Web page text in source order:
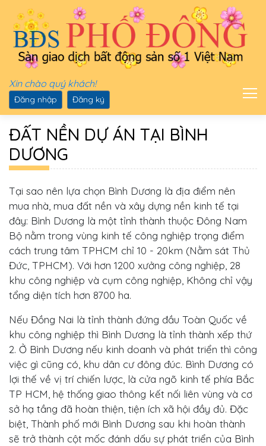
Xin chào quý khách!
Đăng nhập Đăng ký
ĐẤT NỀN DỰ ÁN TẠI BÌNH
DƯƠNG
Tại sao nên lựa chọn Bình Dương là địa điểm nên
mua nhà, mua đất nền và xây dựng nền kinh tế tại
đây: Bình Dương là một tỉnh thành thuộc Đông Nam
Bộ nằm trong vùng kinh tế công nghiệp trọng điểm
cách trung tâm TPHCM chỉ 10 - 20km (Nằm sát Thủ
Đức, TPHCM). Với hơn 1200 xưởng công nghiệp, 28
khu công nghiệp và cụm công nghiệp, Không chỉ vậy
tổng diện tích hơn 8700 ha.
Nếu Đồng Nai là tỉnh thành đứng đầu Toàn Quốc về
khu công nghiệp thì Bình Dương là tỉnh thành xếp thứ
2. Ở Bình Dương nếu kinh doanh và phát triển thì công
việc gì cũng có, khu dân cư đông đúc. Bình Dương có
lợi thế về vị trí chiến lược, là cửa ngõ kinh tế phía Bắc
TP HCM, hệ thống giao thông kết nối liên vùng và cơ
sở hạ tầng đã hoàn thiện, tiện ích xã hội đầy đủ. Đặc
biệt, Thành phố mới Bình Dương sau khi hoàn thành
sẽ trở thành cột mốc đánh dấu sự phát triển của Bình